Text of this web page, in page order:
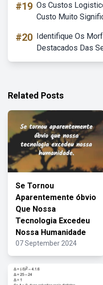
#19 Os Custos
Custo Muito
#20 Identifique Os
Destacados Das
Related Posts
Se Tornou
Aparentemente óbvio
Que Nossa
Tecnologia Excedeu
Nossa Humanidade
07 September 2024